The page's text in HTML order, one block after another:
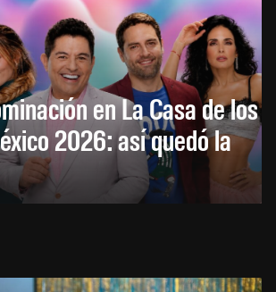
en La Casa de los
2026: así quedó la